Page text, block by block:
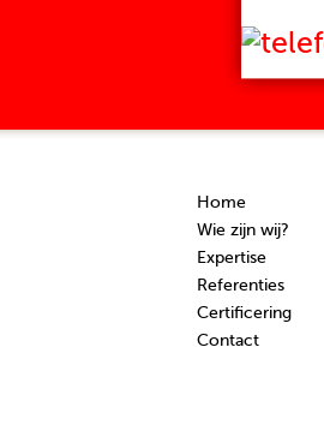
Home
Wie zijn wij?
Expertise
Referenties
Certificering
Contact